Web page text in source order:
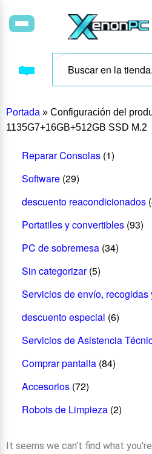
Portada » Configuración del
1135G7+16GB+512GB SSD M.2
Reparar Consolas (1)
Software (29)
descuento reacondicionados
Portatiles y convertibles (93)
PC de sobremesa (34)
Sin categorizar (5)
Servicios de envío, recogidas
descuento especial (6)
Servicios de Asistencia
Comprar pantalla (84)
Accesorios (72)
Robots de Limpieza (2)
It seems we can't find what